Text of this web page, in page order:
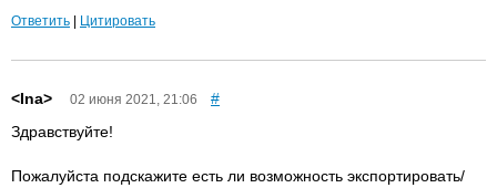
Ответить Цитировать
<Ina> 02 июня 2021, 21:06
#
Здравствуйте!
Пожалуйста подскажите есть ли возможность экспортировать/